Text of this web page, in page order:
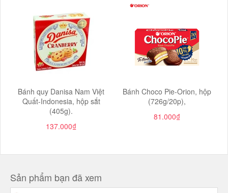
Bánh quy Danisa Nam Việt
Quất-Indonesia, hộp sắt
(405g).
137.000₫
Bánh Choco Pie-Orion, hộp
(726g/20p),
81.000₫
Sản phẩm bạn đã xem